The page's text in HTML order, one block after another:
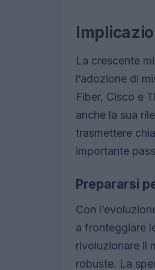
La crescente
l’adozione di
Fiber, Cisco e
anche la sua
trasmettere
importante
Prepararsi
Con
a fronteggiare
rivoluzionare il
robuste. La